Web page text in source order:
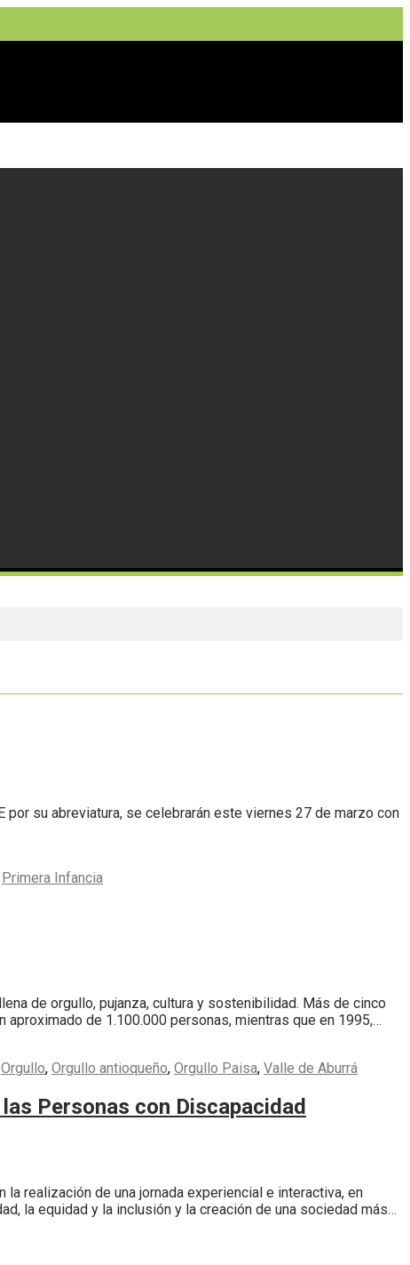
por su abreviatura, se celebrarán este viernes 27 de marzo con
Primera Infancia
de orgullo, pujanza, cultura y sostenibilidad. Más de cinco
de 1.100.000 personas, mientras que en 1995,…
Orgullo, Orgullo antioqueño, Orgullo Paisa, Valle de Aburrá
Personas con Discapacidad
realización de una jornada experiencial e interactiva, en
la equidad y la inclusión y la creación de una sociedad más…